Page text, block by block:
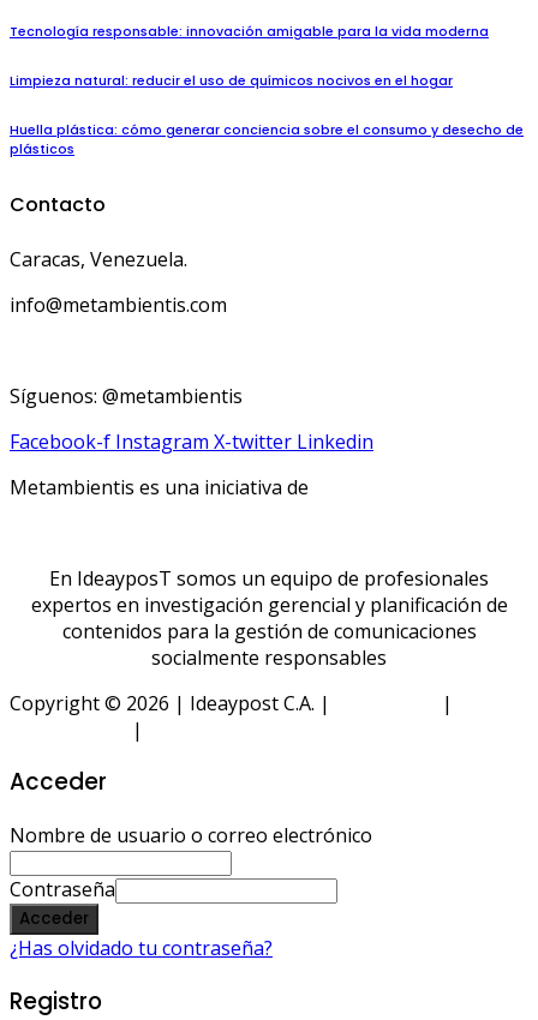
Tecnología responsable: innovación amigable para la vida moderna
Limpieza natural: reducir el uso de químicos nocivos en el hogar
Huella plástica: cómo generar conciencia sobre el consumo y desecho de
plásticos
Contacto
Caracas, Venezuela.
info@metambientis.com
Síguenos: @metambientis
Facebook-f Instagram X-twitter Linkedin
Metambientis es una iniciativa de
En IdeayposT somos un equipo de profesionales
expertos en investigación gerencial y planificación de
contenidos para la gestión de comunicaciones
socialmente responsables
Copyright © 2026 | Ideaypost C.A. |
|
|
Acceder
Nombre de usuario o correo electrónico
Contraseña
Acceder
¿Has olvidado tu contraseña?
Registro